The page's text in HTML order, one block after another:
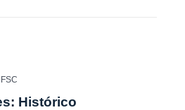
Histórico